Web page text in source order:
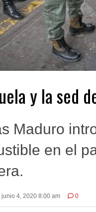
y la sed
Maduro
en el
junio 4, 2020 8:00 am 0